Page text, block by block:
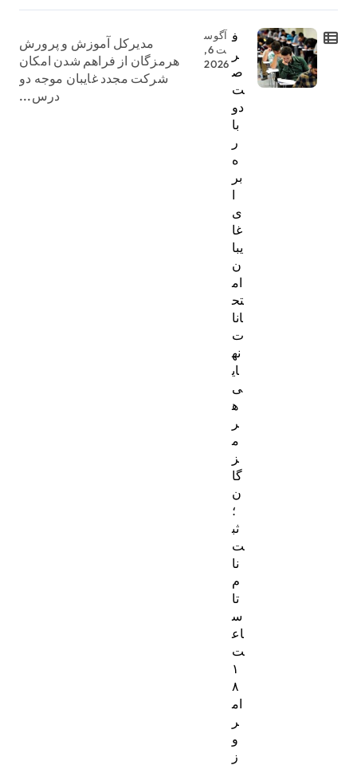
ف
ر
ص
ت
دو
با
ر
ه
بر
ا
ی
غا
یبا
ن
ام
تح
انا
ت
نه
ای
ی
ه
ر
م
ز
گا
ن
؛
ثب
ت‌
نا
م
تا
س
اع
ت
۱
۸
ام
ر
و
ز
آگوس
ت 6,
2026
مدیرکل آموزش و پرورش
هرمزگان از فراهم شدن امکان
شرکت مجدد غایبان موجه دو
درس...